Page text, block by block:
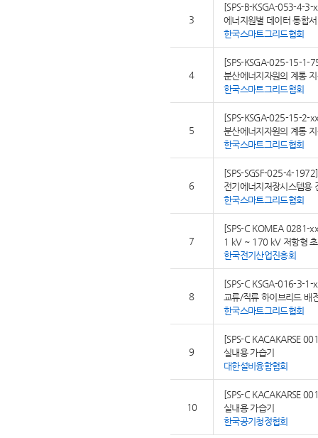
3
[SPS-B-KSGA-053-4-3-
에너지원별 데이터 통합
한국스마트그리드협회
4
[SPS-KSGA-025-15-1-
분산에너지자원의 계통
한국스마트그리드협회
5
[SPS-KSGA-025-15-2-
분산에너지자원의 계통
한국스마트그리드협회
6
[SPS-SGSF-025-4-1972]
전기에너지저장시스템용
한국스마트그리드협회
7
[SPS-C KOMEA 0281-
1 kV ~ 170 kV 저항형
한국전기산업진흥회
8
[SPS-C KSGA-016-3-1-
교류/직류 하이브리드 배
한국스마트그리드협회
9
[SPS-C KACAKARSE
실내용 가습기
대한설비융합협회
10
[SPS-C KACAKARSE
실내용 가습기
한국공기청정협회